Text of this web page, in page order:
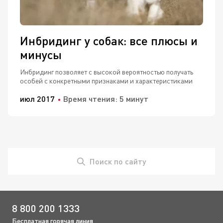
Инбридинг у собак: все плюсы и
минусы
Инбридинг позволяет с высокой вероятностью получать
особей с конкретными признаками и характеристиками
июл 2017 Время чтения: 5 минут
Поиск по сайту
8 800 200 1333
Бесплатная горячая линия